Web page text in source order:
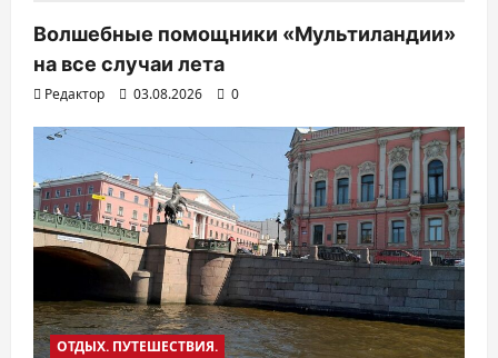
Волшебные помощники «Мультиландии»
на все случаи лета
Редактор 03.08.2026 0
ОТДЫХ. ПУТЕШЕСТВИЯ.